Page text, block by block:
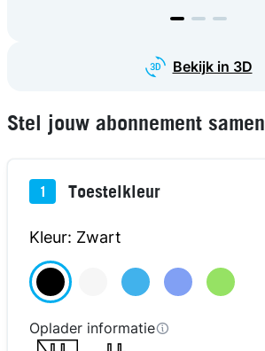
Bekijk in 3D
Stel jouw abonnement samen
1 Toestelkleur
Kleur: Zwart
Oplader informatie